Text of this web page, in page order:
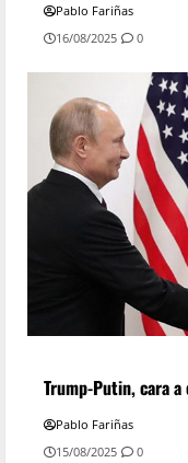
Pablo Fariñas
16/08/2025
0
Trump-Putin, cara a
Pablo Fariñas
15/08/2025
0